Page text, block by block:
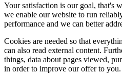
Your satisfaction is our goal, that's
we enable our website to run
performance and we can better
Cookies are needed so that
can also read external content.
things, data about pages viewed,
in order to improve our offer to you.